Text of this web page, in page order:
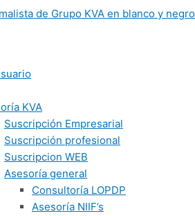
KVA
Suscripción Empresarial
Suscripción profesional
Suscripcion WEB
Asesoría general
Consultoría LOPDP
Asesoría NIIF’s